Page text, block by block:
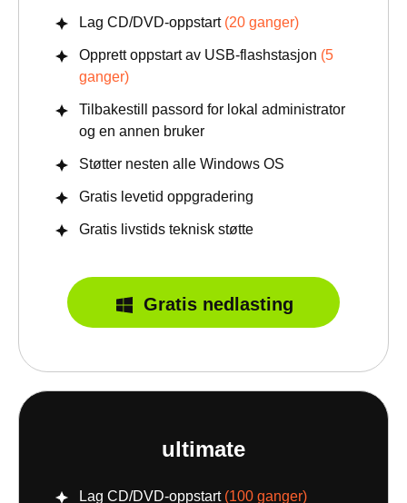
Lag CD/DVD-oppstart (20 ganger)
Opprett oppstart av USB-flashstasjon (5
ganger)
Tilbakestill passord for lokal administrator
og en annen bruker
Støtter nesten alle Windows OS
Gratis levetid oppgradering
Gratis livstids teknisk støtte
Gratis nedlasting
ultimate
Lag CD/DVD-oppstart (100 ganger)